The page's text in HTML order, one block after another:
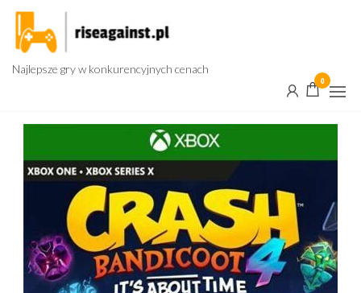
Przejdź
treści
Najlepsze gry w konkurencyjnych cenach
0